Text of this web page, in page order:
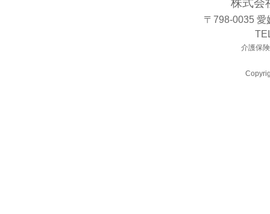
株式会
〒798-0035 愛
介護保